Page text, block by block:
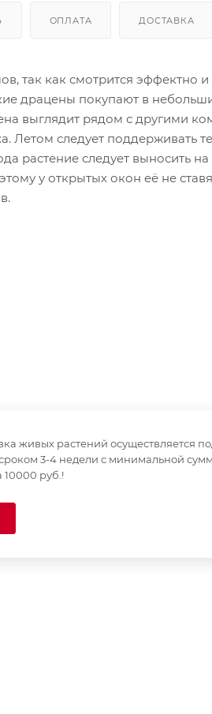
ОПЛАТА ДОСТАВКА
так как смотрится эффектно и
драцены покупают в
выглядит рядом с другими
Летом следует поддерживать
растение следует выносить
у открытых окон её не
живых растений осуществляется
3-4 недели с минимальной
10000 руб.!